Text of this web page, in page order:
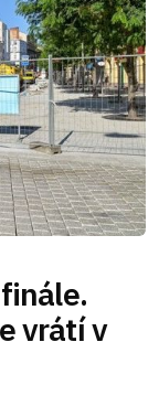
vrátí v